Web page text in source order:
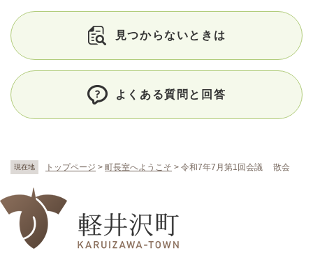
現在地 トップページ > 町長室へようこそ > 令和7年7月第1回会議 散会
見つからないときは
よくある質問と回答